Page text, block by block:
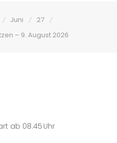
Juni
27
– 9. August 2026
ab 08.45 Uhr